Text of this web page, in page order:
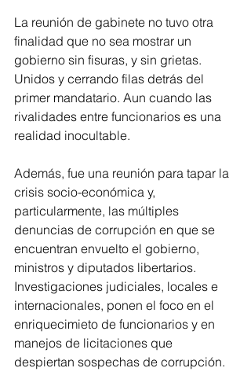
La reunión de gabinete no tuvo otra
finalidad que no sea mostrar un
gobierno sin fisuras, y sin grietas.
Unidos y cerrando filas detrás del
primer mandatario. Aun cuando las
rivalidades entre funcionarios es una
realidad inocultable.
Además, fue una reunión para tapar la
crisis socio-económica y,
particularmente, las múltiples
denuncias de corrupción en que se
encuentran envuelto el gobierno,
ministros y diputados libertarios.
Investigaciones judiciales, locales e
internacionales, ponen el foco en el
enriquecimieto de funcionarios y en
manejos de licitaciones que
despiertan sospechas de corrupción.